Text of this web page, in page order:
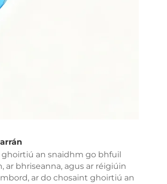
ghoirtiú an snaidhm go bhfuil
ar bhriseanna, agus ar réigiúin
ar do chosaint ghoirtiú an